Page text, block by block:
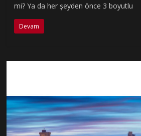
mi? Ya da her şeyden önce 3 boyutlu
Devam